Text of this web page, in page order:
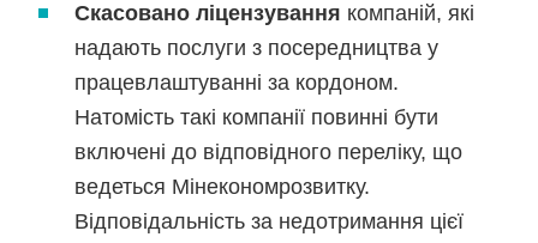
Скасовано ліцензування компаній, які
надають послуги з посередництва у
працевлаштуванні за кордоном.
Натомість такі компанії повинні бути
включені до відповідного переліку, що
ведеться Мінекономрозвитку.
Відповідальність за недотримання цієї